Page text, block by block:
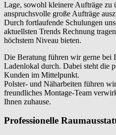
Lage, sowohl kleinere Aufträge zu
anspruchsvolle große Aufträge
Durch fortlaufende Schulungen
aktuellsten Trends Rechnung
höchstem Niveau bieten.
Die Beratung führen wir gerne bei
Ladenlokal durch. Dabei steht die
Kunden im Mittelpunkt.
Polster- und Näharbeiten führen
freundliches Montage-Team
Ihnen zuhause.
Professionelle